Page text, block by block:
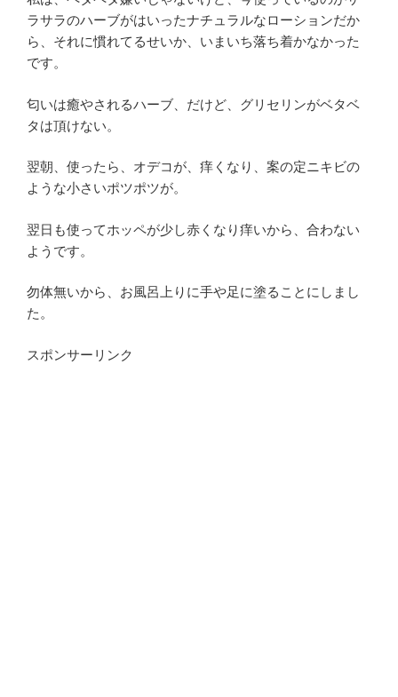
ラサラのハーブがはいったナチュラルなローションだか
ら、それに慣れてるせいか、いまいち落ち着かなかった
です。
匂いは癒やされるハーブ、だけど、グリセリンがベタベ
タは頂けない。
翌朝、使ったら、オデコが、痒くなり、案の定ニキビの
ような小さいポツポツが。
翌日も使ってホッペが少し赤くなり痒いから、合わない
ようです。
勿体無いから、お風呂上りに手や足に塗ることにしまし
た。
スポンサーリンク